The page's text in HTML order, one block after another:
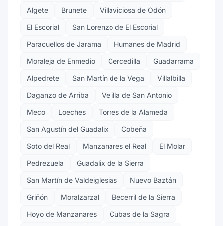
Algete
Brunete
Villaviciosa de Odón
El Escorial
San Lorenzo de El Escorial
Paracuellos de Jarama
Humanes de Madrid
Moraleja de Enmedio
Cercedilla
Guadarrama
Alpedrete
San Martín de la Vega
Villalbilla
Daganzo de Arriba
Velilla de San Antonio
Meco
Loeches
Torres de la Alameda
San Agustín del Guadalix
Cobeña
Soto del Real
Manzanares el Real
El Molar
Pedrezuela
Guadalix de la Sierra
San Martín de Valdeiglesias
Nuevo Baztán
Griñón
Moralzarzal
Becerril de la Sierra
Hoyo de Manzanares
Cubas de la Sagra